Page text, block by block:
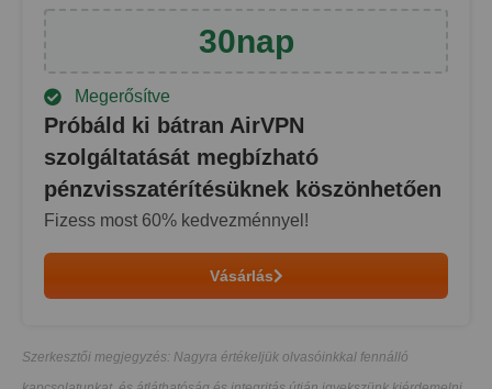
Szerkesztői megjegyzés: Nagyra értékeljük olvasóinkkal fennálló
30nap
Megerősítve
Próbáld ki bátran AirVPN
szolgáltatását megbízható
pénzvisszatérítésüknek köszönhetően
Fizess most 60% kedvezménnyel!
Vásárlás